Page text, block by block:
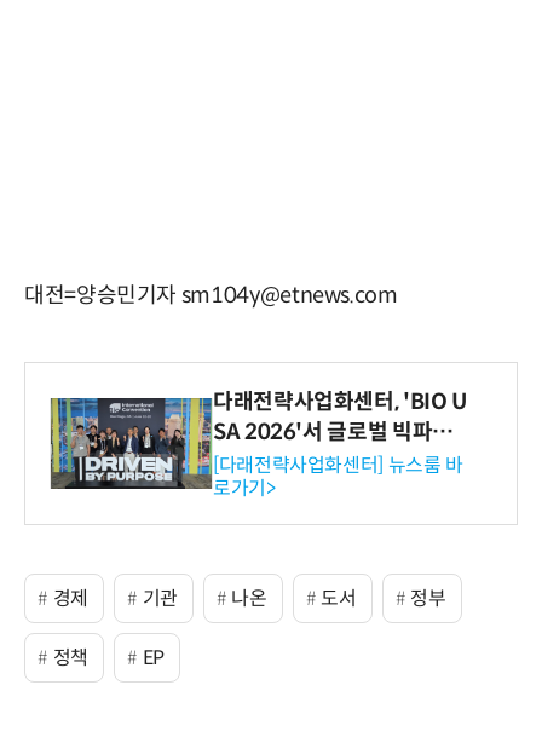
대전=양승민기자 sm104y@etnews.com
다래전략사업화센터, 'BIO U
SA 2026'서 글로벌 빅파마
와의 비즈니스 미팅 지원…K
-바이오 해외 진출 교두보 확
보
[다래전략사업화센터] 뉴스룸 바
로가기>
경제 기관 나온 도서 정부
정책 EP